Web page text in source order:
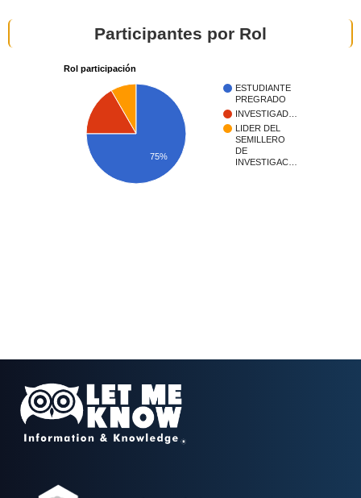
Participantes por Rol
Rol participación
ESTUDIANTE
PREGRADO
INVESTIGAD…
LIDER DEL
SEMILLERO
DE
INVESTIGAC…
75%